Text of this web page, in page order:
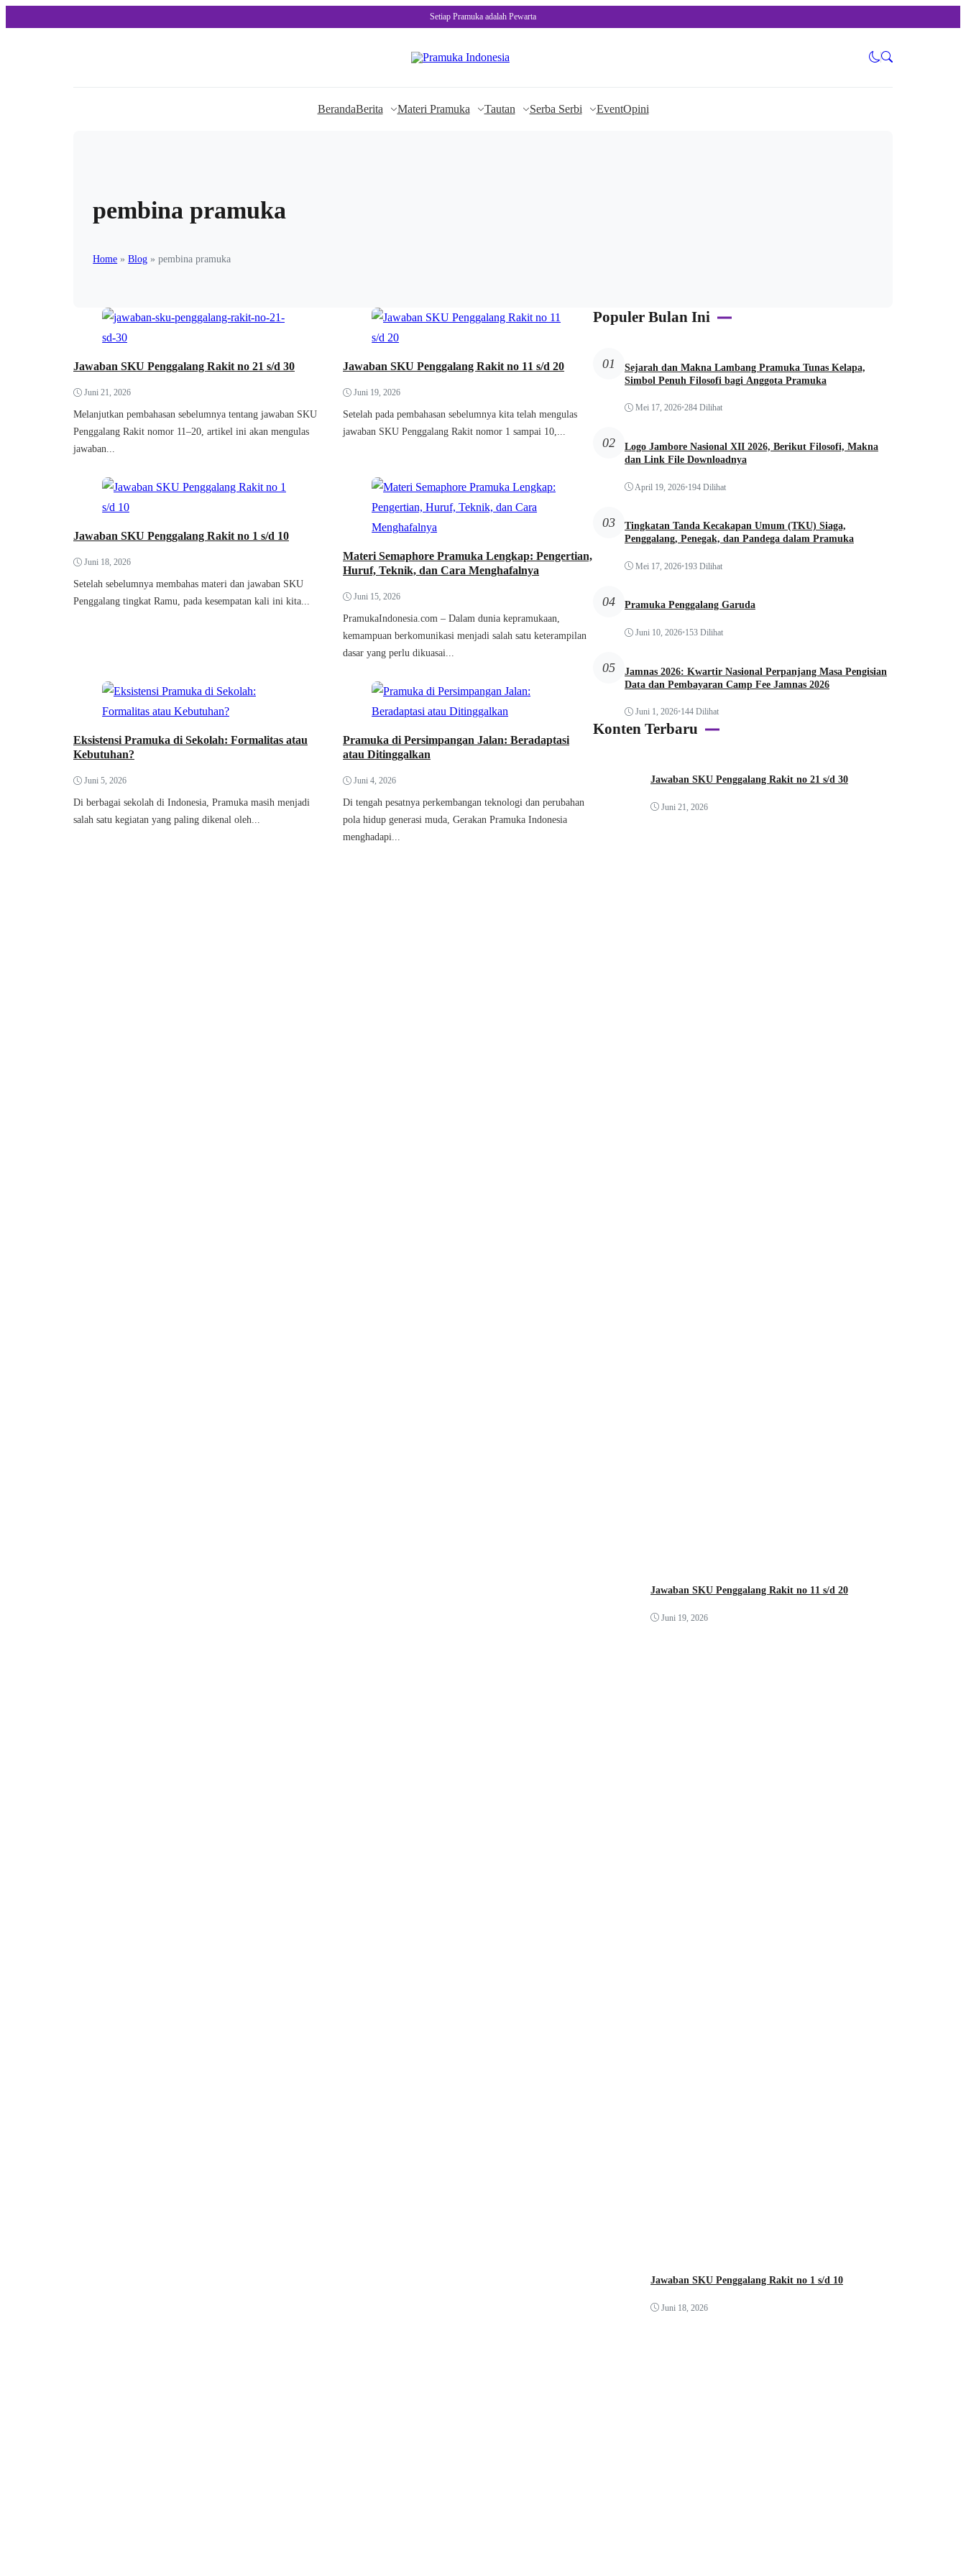
Setiap Pramuka adalah Pewarta
BerandaBerita Materi Pramuka Tautan Serba Serbi EventOpini
pembina pramuka
Home »Blog »pembina pramuka
Jawaban SKU Penggalang Rakit no 21 s/d 30
Juni 21, 2026
Melanjutkan pembahasan sebelumnya tentang jawaban SKU
Penggalang Rakit nomor 11–20, artikel ini akan mengulas
jawaban...
Jawaban SKU Penggalang Rakit no 11 s/d 20
Juni 19, 2026
Setelah pada pembahasan sebelumnya kita telah mengulas
jawaban SKU Penggalang Rakit nomor 1 sampai 10,...
Jawaban SKU Penggalang Rakit no 1 s/d 10
Juni 18, 2026
Setelah sebelumnya membahas materi dan jawaban SKU
Penggalang tingkat Ramu, pada kesempatan kali ini kita...
Materi Semaphore Pramuka Lengkap: Pengertian,
Huruf, Teknik, dan Cara Menghafalnya
Juni 15, 2026
PramukaIndonesia.com – Dalam dunia kepramukaan,
kemampuan berkomunikasi menjadi salah satu keterampilan
dasar yang perlu dikuasai...
Eksistensi Pramuka di Sekolah: Formalitas atau
Kebutuhan?
Juni 5, 2026
Di berbagai sekolah di Indonesia, Pramuka masih menjadi
salah satu kegiatan yang paling dikenal oleh...
Pramuka di Persimpangan Jalan: Beradaptasi
atau Ditinggalkan
Juni 4, 2026
Di tengah pesatnya perkembangan teknologi dan perubahan
pola hidup generasi muda, Gerakan Pramuka Indonesia
menghadapi...
Populer Bulan Ini
01
Sejarah dan Makna Lambang Pramuka Tunas Kelapa,
Simbol Penuh Filosofi bagi Anggota Pramuka
Mei 17, 2026•284 Dilihat
02
Logo Jambore Nasional XII 2026, Berikut Filosofi, Makna
dan Link File Downloadnya
April 19, 2026•194 Dilihat
03
Tingkatan Tanda Kecakapan Umum (TKU) Siaga,
Penggalang, Penegak, dan Pandega dalam Pramuka
Mei 17, 2026•193 Dilihat
04 Pramuka Penggalang Garuda
Juni 10, 2026•153 Dilihat
05
Jamnas 2026: Kwartir Nasional Perpanjang Masa Pengisian
Data dan Pembayaran Camp Fee Jamnas 2026
Juni 1, 2026•144 Dilihat
Konten Terbaru
Jawaban SKU Penggalang Rakit no 21 s/d 30
Juni 21, 2026
Jawaban SKU Penggalang Rakit no 11 s/d 20
Juni 19, 2026
Jawaban SKU Penggalang Rakit no 1 s/d 10
Juni 18, 2026